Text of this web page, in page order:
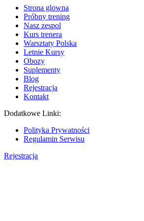
Strona glowna
Próbny trening
Nasz zespol
Kurs trenera
Warsztaty Polska
Letnie Kursy
Obozy
Suplementy
Blog
Rejestracja
Kontakt
Dodatkowe Linki:
Polityka Prywatności
Regulamin Serwisu
Rejestracja